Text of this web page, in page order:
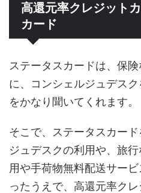
高還元率クレジット
カード
ステータスカードは、保
に、コンシェルジュデス
をかなり聞いてくれます。
そこで、ステータスカー
ジュデスクの利用や、旅
用や手荷物無料配送サー
ったうえで、高還元率ク